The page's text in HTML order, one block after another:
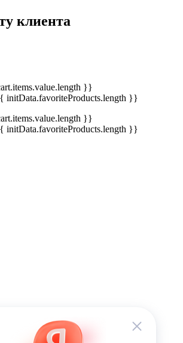
клиента
}}
initData.favoriteProducts.length }}
}}
initData.favoriteProducts.length }}